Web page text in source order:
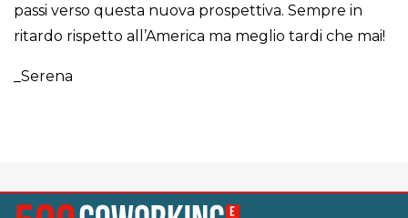
passi verso questa nuova prospettiva. Sempre in
ritardo rispetto all’America ma meglio tardi che mai!
_Serena